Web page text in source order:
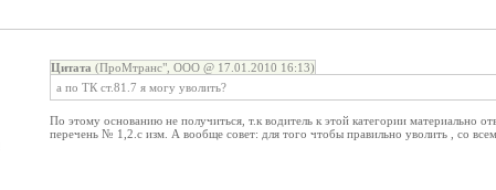
Цитата (ПроМтранс", ООО @ 17.01.2010 16:13)
а по ТК ст.81.7 я могу уволить?
По этому основанию не получиться, т.к водитель к этой категории
перечень № 1,2.с изм. А вообще совет: для того чтобы правильно уволить , со